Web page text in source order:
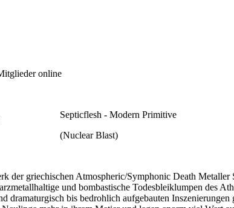
online
Septicflesh - Modern Primitive
(Nuclear Blast)
der griechischen Atmospheric/Symphonic Death
und bombastische Todesbleiklumpen des
dramaturgisch bis bedrohlich aufgebauten